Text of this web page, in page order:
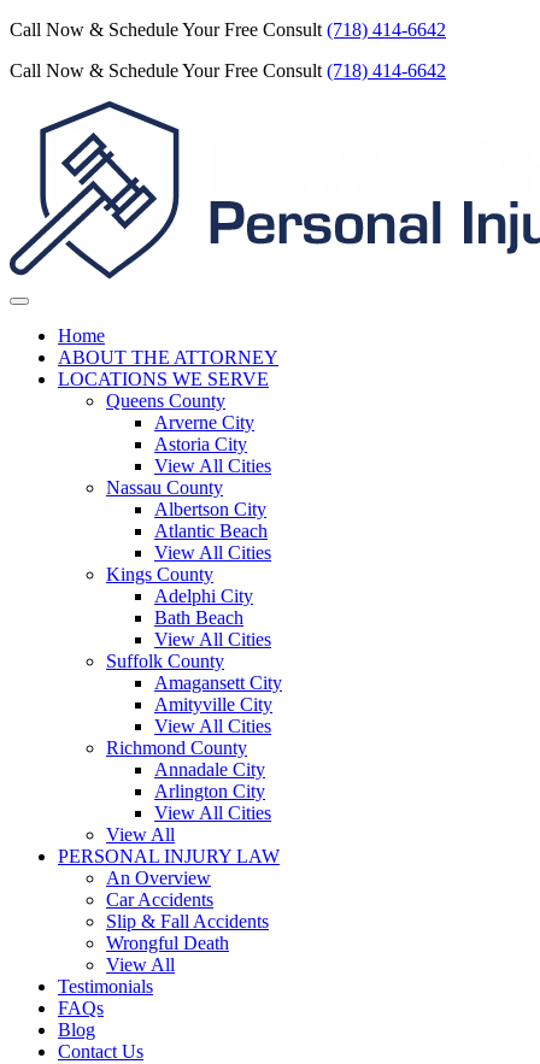
Call Now & Schedule Your Free Consult (718) 414-6642
Call Now & Schedule Your Free Consult (718) 414-6642
Home
ABOUT THE ATTORNEY
LOCATIONS WE SERVE
Queens County
Arverne City
Astoria City
View All Cities
Nassau County
Albertson City
Atlantic Beach
View All Cities
Kings County
Adelphi City
Bath Beach
View All Cities
Suffolk County
Amagansett City
Amityville City
View All Cities
Richmond County
Annadale City
Arlington City
View All Cities
View All
PERSONAL INJURY LAW
An Overview
Car Accidents
Slip & Fall Accidents
Wrongful Death
View All
Testimonials
FAQs
Blog
Contact Us